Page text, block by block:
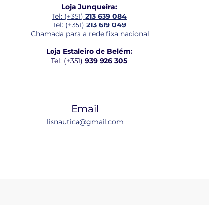
Loja Junqueira:
Tel: (+351)213 639 084
Tel: (+351) 213 619 049
Chamada para a rede fixa nacional
Loja Estaleiro de Belém:
Tel: (+351)939 926 305
Email
lisnautica@gmail.com